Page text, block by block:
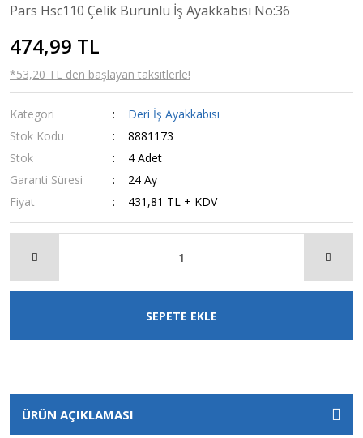
Pars Hsc110 Çelik Burunlu İş Ayakkabısı No:36
474,99 TL
*53,20 TL den başlayan taksitlerle!
Kategori
Deri İş Ayakkabısı
Stok Kodu
8881173
Stok
4 Adet
Garanti Süresi
24 Ay
Fiyat
431,81 TL + KDV
SEPETE EKLE
ÜRÜN AÇIKLAMASI